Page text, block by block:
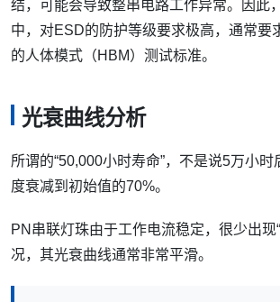
结，可能会导致整串电路工作异常。因此
中，对ESD的防护等级要求极高，通常要
的人体模式（HBM）测试标准。
光衰曲线分析
所谓的“50,000小时寿命”，不是说5万小
度衰减到初始值的70%。
PN串联灯珠由于工作电流稳定，很少出现
况，其光衰曲线通常非常平滑。